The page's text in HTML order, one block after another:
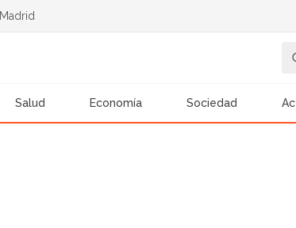
Madrid
Salud Economía Sociedad